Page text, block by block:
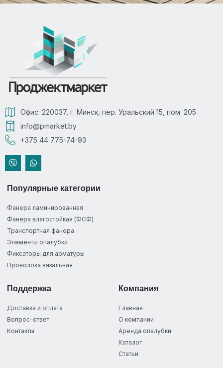
Офис: 220037, г. Минск, пер. Уральский 15, пом. 205
info@pmarket.by
+375 44 775-74-93
Популярные категории
Фанера ламинированная
Фанера влагостойкая (ФСФ)
Транспортная фанера
Элементы опалубки
Фиксаторы для арматуры
Проволока вязальная
Поддержка
Доставка и оплата
Вопрос-ответ
Контакты
Компания
Главная
О компании
Аренда опалубки
Каталог
Статьи